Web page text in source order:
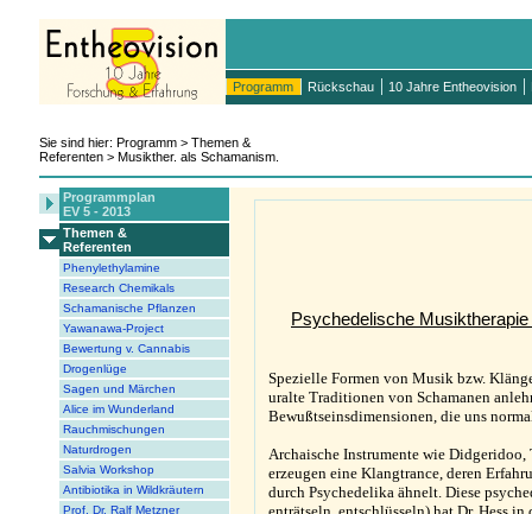
Programm Rückschau 10 Jahre Entheovision
Sie sind hier: Programm > Themen &
Referenten > Musikther. als Schamanism.
Programmplan
EV 5 - 2013
Themen &
Referenten
Phenylethylamine
Research Chemikals
Schamanische Pflanzen
Yawanawa-Project
Bewertung v. Cannabis
Drogenlüge
Sagen und Märchen
Alice im Wunderland
Rauchmischungen
Naturdrogen
Salvia Workshop
Antibiotika in Wildkräutern
Prof. Dr. Ralf Metzner
Psychedelische
Spezielle Formen von Musik bzw.
uralte Traditionen von Schamanen
Bewußtseinsdimensionen, die uns
Archaische Instrumente wie
erzeugen eine Klangtrance, deren
durch Psychedelika ähnelt. Diese